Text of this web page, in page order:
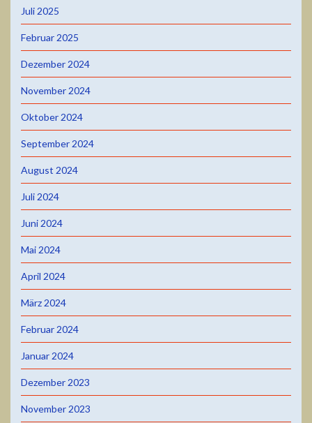
Juli 2025
Februar 2025
Dezember 2024
November 2024
Oktober 2024
September 2024
August 2024
Juli 2024
Juni 2024
Mai 2024
April 2024
März 2024
Februar 2024
Januar 2024
Dezember 2023
November 2023